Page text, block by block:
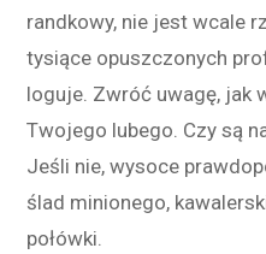
randkowy, nie jest wcale
tysiące opuszczonych
loguje. Zwróć uwagę, jak
Twojego lubego. Czy są
Jeśli nie, wysoce
ślad minionego,
połówki.